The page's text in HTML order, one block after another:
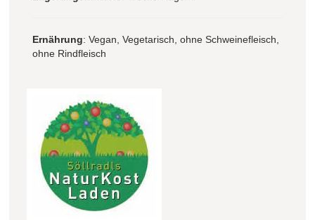
Ernährung: Vegan, Vegetarisch, ohne Schweinefleisch,
ohne Rindfleisch